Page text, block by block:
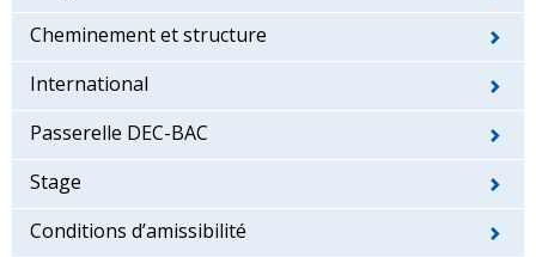
Cheminement et structure
International
Passerelle DEC-BAC
Stage
Conditions d’amissibilité